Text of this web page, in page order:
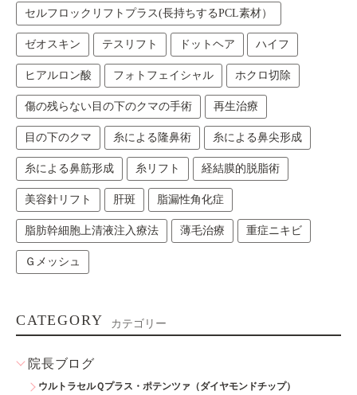
セルフロックリフトプラス(長持ちするPCL素材）
ゼオスキン テスリフト ドットヘア ハイフ
ヒアルロン酸 フォトフェイシャル ホクロ切除
傷の残らない目の下のクマの手術 再生治療
目の下のクマ 糸による隆鼻術 糸による鼻尖形成
糸による鼻筋形成 糸リフト 経結膜的脱脂術
美容針リフト 肝斑 脂漏性角化症
脂肪幹細胞上清液注入療法 薄毛治療 重症ニキビ
Ｇメッシュ
CATEGORY カテゴリー
院長ブログ
ウルトラセルＱプラス・ポテンツァ（ダイヤモンドチップ）